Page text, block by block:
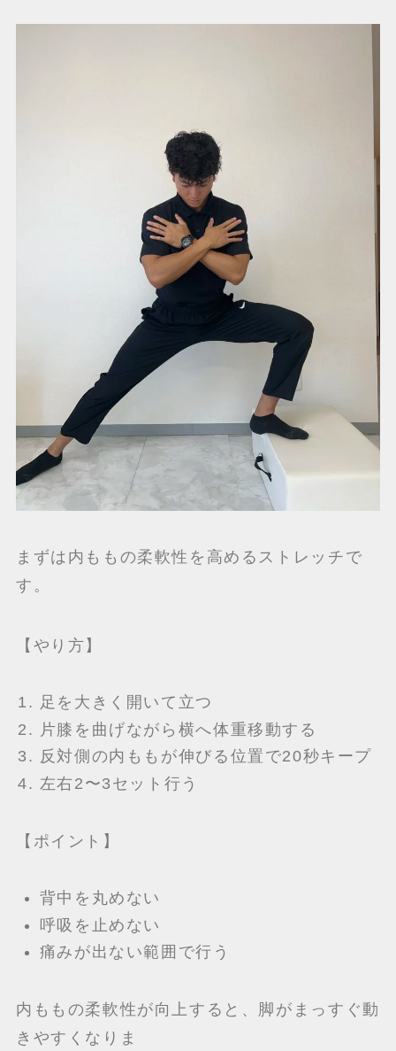
まずは内ももの柔軟性を高めるストレッチで
す。
【やり方】
足を大きく開いて立つ
片膝を曲げながら横へ体重移動する
反対側の内ももが伸びる位置で20秒キープ
左右2〜3セット行う
【ポイント】
背中を丸めない
呼吸を止めない
痛みが出ない範囲で行う
内ももの柔軟性が向上すると、脚がまっすぐ動
きやすくなりま